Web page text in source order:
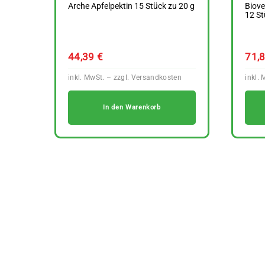
Arche Apfelpektin 15 Stück zu 20 g
44,39€
In den Warenkorb
12